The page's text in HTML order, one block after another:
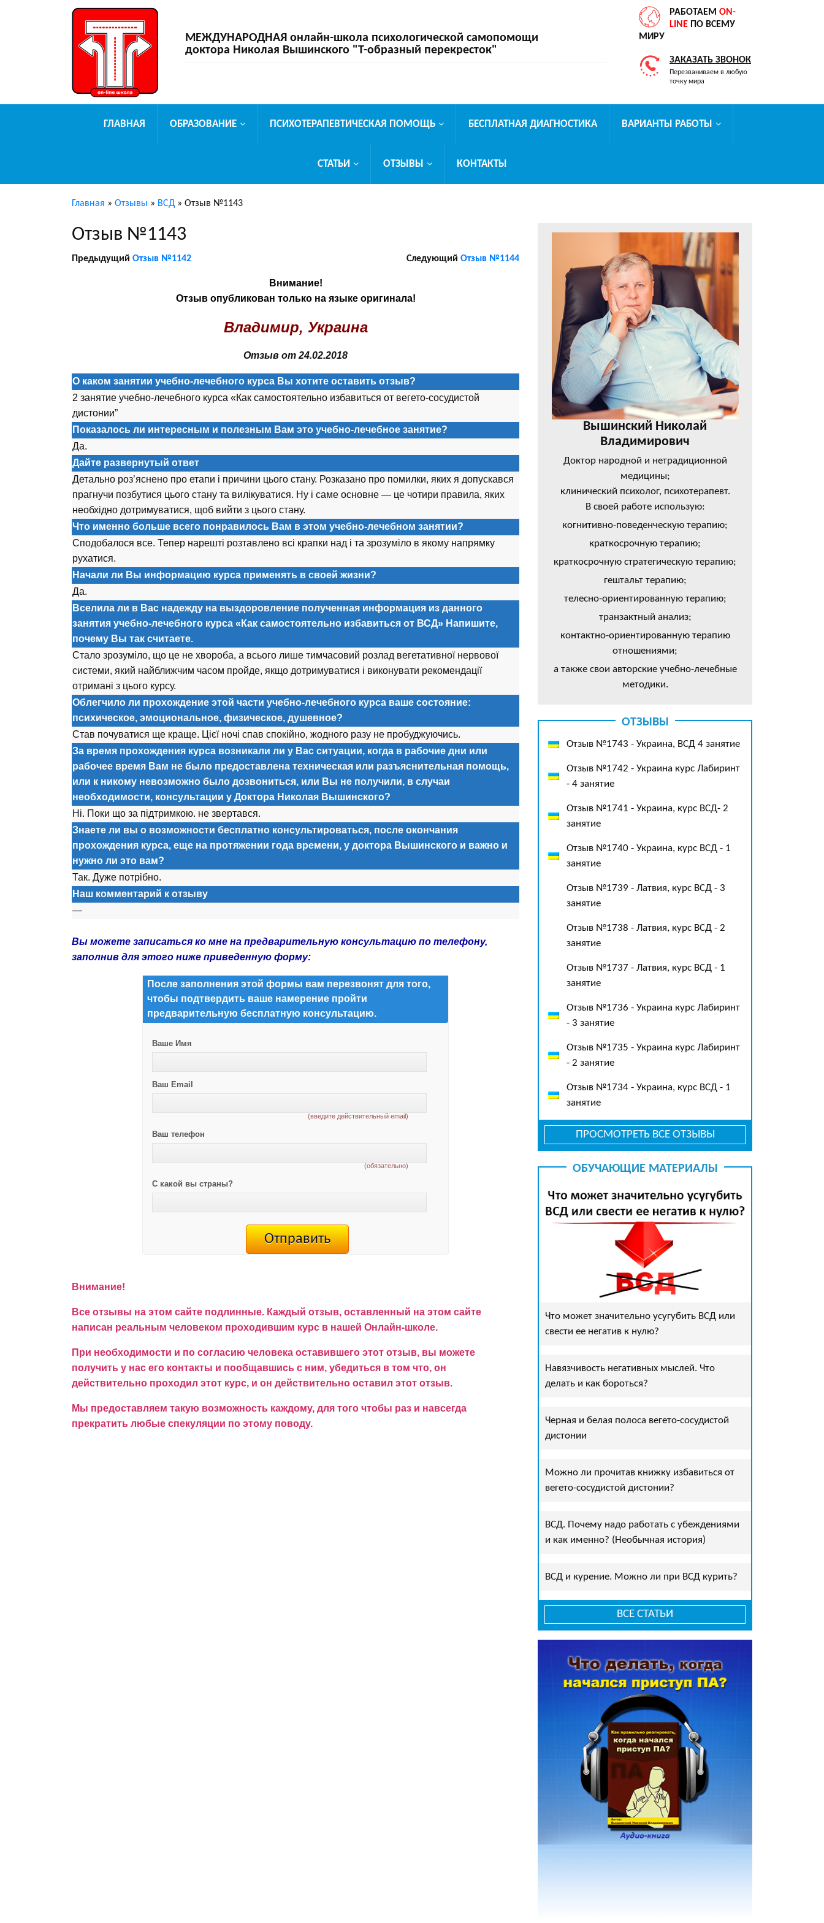
МЕЖДУНАРОДНАЯ онлайн-школа психологической самопомощи
доктора Николая Вышинского "Т-образный перекресток"
РАБОТАЕМ ON-
LINE ПО ВСЕМУ
МИРУ
ЗАКАЗАТЬ ЗВОНОК
Перезваниваем в любую
точку мира
ГЛАВНАЯ ОБРАЗОВАНИЕ ПСИХОТЕРАПЕВТИЧЕСКАЯ ПОМОЩЬ БЕСПЛАТНАЯ ДИАГНОСТИКА ВАРИАНТЫ РАБОТЫ
СТАТЬИ ОТЗЫВЫ КОНТАКТЫ
Главная » Отзывы » ВСД » Отзыв №1143
Отзыв №1143
Предыдущий Отзыв №1142 Следующий Отзыв №1144
Внимание!
Отзыв опубликован только на языке оригинала!
Владимир, Украина
Отзыв от 24.02.2018
О каком занятии учебно-лечебного курса Вы хотите оставить отзыв?
2 занятие учебно-лечебного курса «Как самостоятельно избавиться от вегето-сосудистой
дистонии”
Показалось ли интересным и полезным Вам это учебно-лечебное занятие?
Да.
Дайте развернутый ответ
Детально роз’яснено про етапи і причини цього стану. Розказано про помилки, яких я допускався
прагнучи позбутися цього стану та вилікуватися. Ну і саме основне — це чотири правила, яких
необхідно дотримуватися, щоб вийти з цього стану.
Что именно больше всего понравилось Вам в этом учебно-лечебном занятии?
Сподобалося все. Тепер нарешті розтавлено всі крапки над і та зрозуміло в якому напрямку
рухатися.
Начали ли Вы информацию курса применять в своей жизни?
Да.
Вселила ли в Вас надежду на выздоровление полученная информация из данного
занятия учебно-лечебного курса «Как самостоятельно избавиться от ВСД» Напишите,
почему Вы так считаете.
Стало зрозуміло, що це не хвороба, а всього лише тимчасовий розлад вегетативної нервової
системи, який найближчим часом пройде, якщо дотримуватися і виконувати рекомендації
отримані з цього курсу.
Облегчило ли прохождение этой части учебно-лечебного курса ваше состояние:
психическое, эмоциональное, физическое, душевное?
Став почуватися ще краще. Цієї ночі спав спокійно, жодного разу не пробуджуючись.
За время прохождения курса возникали ли у Вас ситуации, когда в рабочие дни или
рабочее время Вам не было предоставлена техническая или разъяснительная помощь,
или к никому невозможно было дозвониться, или Вы не получили, в случаи
необходимости, консультации у Доктора Николая Вышинского?
Ні. Поки що за підтримкою. не звертався.
Знаете ли вы о возможности бесплатно консультироваться, после окончания
прохождения курса, еще на протяжении года времени, у доктора Вышинского и важно и
нужно ли это вам?
Так. Дуже потрібно.
Наш комментарий к отзыву
—
Вы можете записаться ко мне на предварительную консультацию по телефону,
заполнив для этого ниже приведенную форму:
После заполнения этой формы вам перезвонят для того,
чтобы подтвердить ваше намерение пройти
предварительную бесплатную консультацию.
Ваше Имя
Ваш Email
(введите действительный email)
Ваш телефон
(обязательно)
С какой вы страны?
Внимание!
Все отзывы на этом сайте подлинные. Каждый отзыв, оставленный на этом сайте
написан реальным человеком проходившим курс в нашей Онлайн-школе.
При необходимости и по согласию человека оставившего этот отзыв, вы можете
получить у нас его контакты и пообщавшись с ним, убедиться в том что, он
действительно проходил этот курс, и он действительно оставил этот отзыв.
Мы предоставляем такую возможность каждому, для того чтобы раз и навсегда
прекратить любые спекуляции по этому поводу.
Вышинский Николай
Владимирович
Доктор народной и нетрадиционной
медицины;
клинический психолог, психотерапевт.
В своей работе использую:
когнитивно-поведенческую терапию;
краткосрочную терапию;
краткосрочную стратегическую терапию;
гештальт терапию;
телесно-ориентированную терапию;
транзактный анализ;
контактно-ориентированную терапию
отношениями;
а также свои авторские учебно-лечебные
методики.
ОТЗЫВЫ
Отзыв №1743 - Украина, ВСД 4 занятие
Отзыв №1742 - Украина курс Лабиринт
- 4 занятие
Отзыв №1741 - Украина, курс ВСД- 2
занятие
Отзыв №1740 - Украина, курс ВСД - 1
занятие
Отзыв №1739 - Латвия, курс ВСД - 3
занятие
Отзыв №1738 - Латвия, курс ВСД - 2
занятие
Отзыв №1737 - Латвия, курс ВСД - 1
занятие
Отзыв №1736 - Украина курс Лабиринт
- 3 занятие
Отзыв №1735 - Украина курс Лабиринт
- 2 занятие
Отзыв №1734 - Украина, курс ВСД - 1
занятие
ПРОСМОТРЕТЬ ВСЕ ОТЗЫВЫ
ОБУЧАЮЩИЕ МАТЕРИАЛЫ
Что может значительно усугубить ВСД или
свести ее негатив к нулю?
Навязчивость негативных мыслей. Что
делать и как бороться?
Черная и белая полоса вегето-сосудистой
дистонии
Можно ли прочитав книжку избавиться от
вегето-сосудистой дистонии?
ВСД. Почему надо работать с убеждениями
и как именно? (Необычная история)
ВСД и курение. Можно ли при ВСД курить?
ВСЕ СТАТЬИ